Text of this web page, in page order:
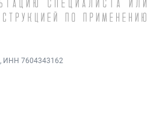
, ИНН 7604343162